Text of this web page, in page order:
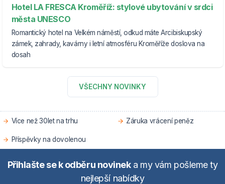
Hotel LA FRESCA Kroměříž: stylové ubytování v srdci
města UNESCO
Romantický hotel na Velkém náměstí, odkud máte Arcibiskupský
zámek, zahrady, kavárny i letní atmosféru Kroměříže doslova na
dosah
VŠECHNY NOVINKY
Více než 30let na trhu Záruka vrácení peněz
Příspěvky na dovolenou
Přihlašte se k odběru novineka my vám pošleme ty
nejlepší nabídky